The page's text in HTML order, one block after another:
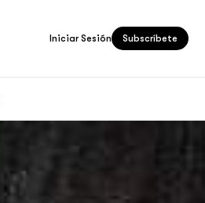
Iniciar Sesión Subscríbete